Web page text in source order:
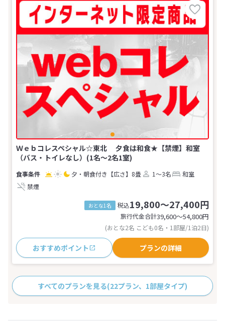
Ｗｅｂコレスペシャル☆東北 夕食は和食★【禁煙】和室
（バス・トイレなし）(1名～2名1室)
夕・朝食付き 【広さ】8畳 1～3名
和室
禁煙
おとな1名 税込19,800～27,400円
旅行代金合計39,600〜54,800円
(おとな2名 こども0名・1部屋/1泊2日)
おすすめポイント プランの詳細
すべてのプランを見る(22プラン、1部屋タイプ)